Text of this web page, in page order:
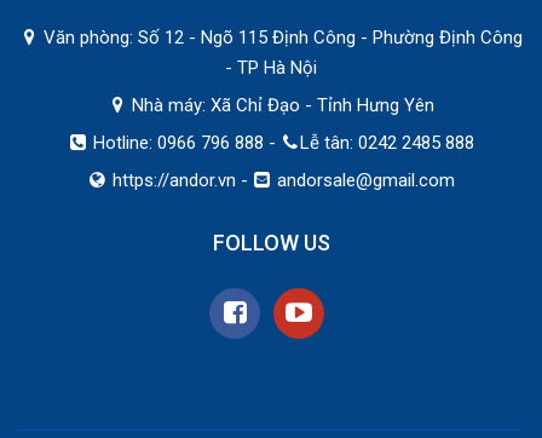
Văn phòng: Số 12 - Ngõ 115 Định Công - Phường Định Công
- TP Hà Nội
Nhà máy: Xã Chỉ Đạo - Tỉnh Hưng Yên
Hotline: 0966 796 888 -
Lễ tân: 0242 2485 888
https://andor.vn - andorsale@gmail.com
FOLLOW US